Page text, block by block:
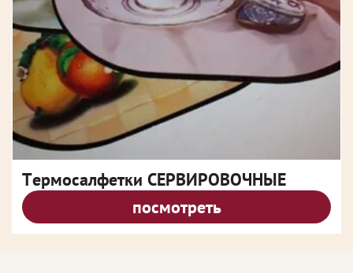
Термосалфетки СЕРВИРОВОЧНЫЕ
посмотреть